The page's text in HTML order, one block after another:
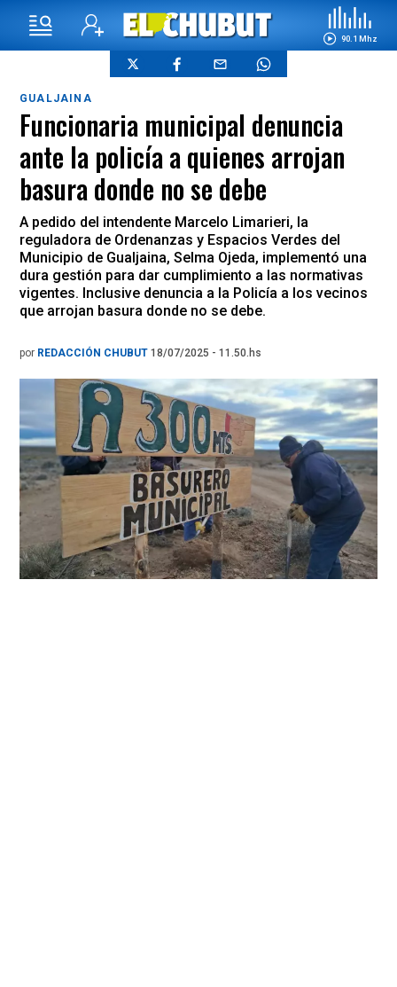
90.1 Mhz
GUALJAINA
Funcionaria municipal denuncia
ante la policía a quienes arrojan
basura donde no se debe
A pedido del intendente Marcelo Limarieri, la
reguladora de Ordenanzas y Espacios Verdes del
Municipio de Gualjaina, Selma Ojeda, implementó una
dura gestión para dar cumplimiento a las normativas
vigentes. Inclusive denuncia a la Policía a los vecinos
que arrojan basura donde no se debe.
por REDACCIÓN CHUBUT 18/07/2025 - 11.50.hs